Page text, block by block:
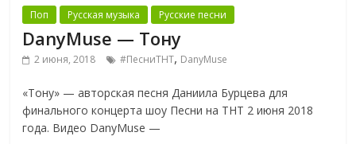
Поп Русская музыка Русские песни
DanyMuse — Тону
2 июня, 2018 #ПесниТНТ, DanyMuse
«Тону» — авторская песня Даниила Бурцева для
финального концерта шоу Песни на ТНТ 2 июня 2018
года. Видео DanyMuse —